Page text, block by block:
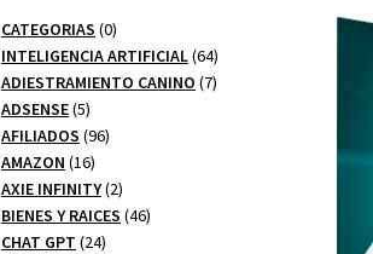
CATEGORIAS 00
productos
INTELIGENCIA ARTIFICIAL 6464
productos
ADIESTRAMIENTO CANINO 77
ADSENSE 55
productos
AFILIADOS 9696
AMAZON 1616
productos
AXIE INFINITY 22
productos
BIENES Y RAICES 4646
CHAT GPT 2424